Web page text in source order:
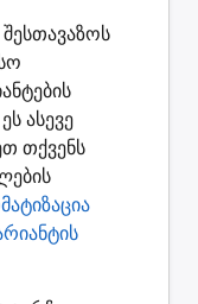
ასევე
თქვენს